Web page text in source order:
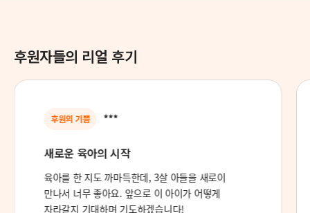
후원자들의 리얼 후기
후원의 기쁨
너와의 손인사 타임
부끄러워하는 듯 하는 모습이었지만 환하게 웃는
얼굴에 절로 미소가 지어지네요. 저도 똑같이 손을
흔들면서 인사했어요!